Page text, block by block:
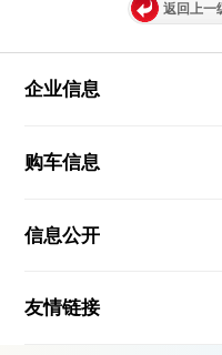
返回上一
企业信息
购车信息
信息公开
友情链接